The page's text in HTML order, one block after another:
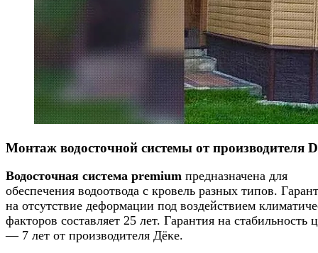
Монтаж водосточной системы от производителя
Водосточная система premium предназначена для
обеспечения водоотвода с кровель разных типов.
на отсутствие деформации под воздействием
факторов составляет 25 лет. Гарантия на стабильность
— 7 лет от производителя Дёке.